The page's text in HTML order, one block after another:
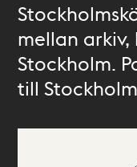
mellan
Stockholm.
till